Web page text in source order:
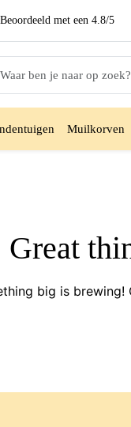
Beoordeeld met een 4.8/5
Muilkorven
Great
big is